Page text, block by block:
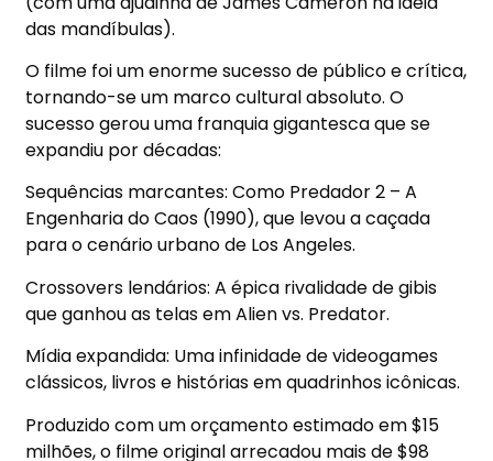
das mandíbulas).
O filme foi um enorme sucesso de público e crítica,
tornando-se um marco cultural absoluto. O
sucesso gerou uma franquia gigantesca que se
expandiu por décadas:
Sequências marcantes: Como Predador 2 – A
Engenharia do Caos (1990), que levou a caçada
para o cenário urbano de Los Angeles.
Crossovers lendários: A épica rivalidade de gibis
que ganhou as telas em Alien vs. Predator.
Mídia expandida: Uma infinidade de videogames
clássicos, livros e histórias em quadrinhos icônicas.
Produzido com um orçamento estimado em $15
milhões, o filme original arrecadou mais de $98